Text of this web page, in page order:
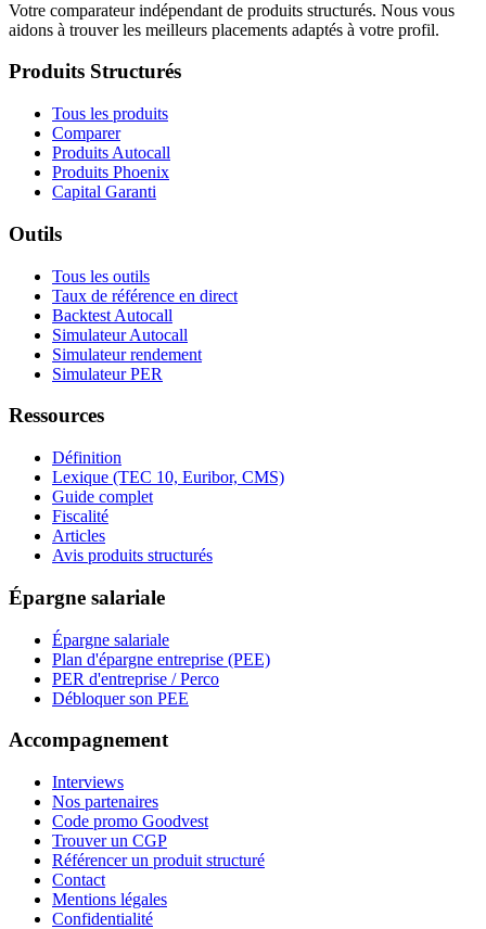
Votre comparateur indépendant de produits structurés. Nous vous
aidons à trouver les meilleurs placements adaptés à votre profil.
Produits Structurés
Tous les produits
Comparer
Produits Autocall
Produits Phoenix
Capital Garanti
Outils
Tous les outils
Taux de référence en direct
Backtest Autocall
Simulateur Autocall
Simulateur rendement
Simulateur PER
Ressources
Définition
Lexique (TEC 10, Euribor, CMS)
Guide complet
Fiscalité
Articles
Avis produits structurés
Épargne salariale
Épargne salariale
Plan d'épargne entreprise (PEE)
PER d'entreprise / Perco
Débloquer son PEE
Accompagnement
Interviews
Nos partenaires
Code promo Goodvest
Trouver un CGP
Référencer un produit structuré
Contact
Mentions légales
Confidentialité